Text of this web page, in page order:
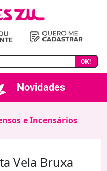
OK!
Novidades
e Incensários
Vela Bruxa